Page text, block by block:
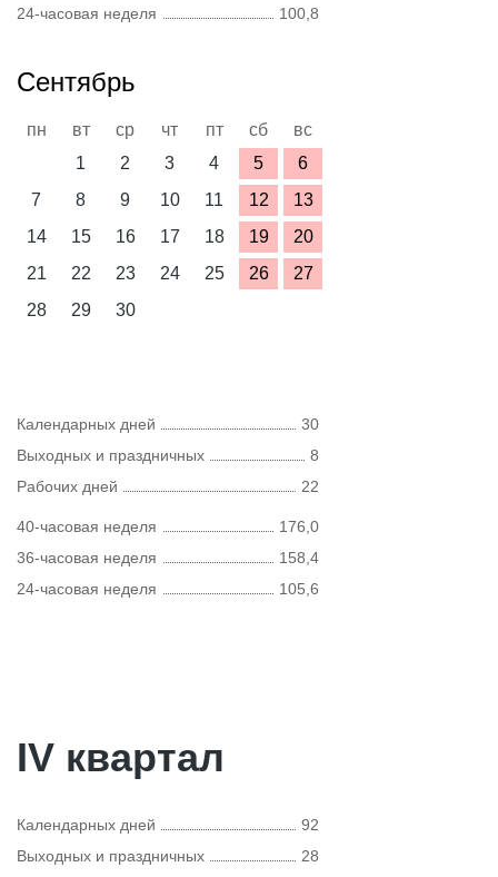
24-часовая неделя
100,8
Сентябрь
пн вт ср чт пт сб
вс
1
2 3 4 5
6
7
8 9 10 11 12
13
14
15 16 17 18 19
20
21
22 23 24 25 26
27
28
29 30
Календарных дней
30
Выходных и праздничных
8
Рабочих дней
22
40-часовая неделя
176,0
36-часовая неделя
158,4
24-часовая неделя
105,6
IV квартал
Календарных дней
92
Выходных и праздничных
28